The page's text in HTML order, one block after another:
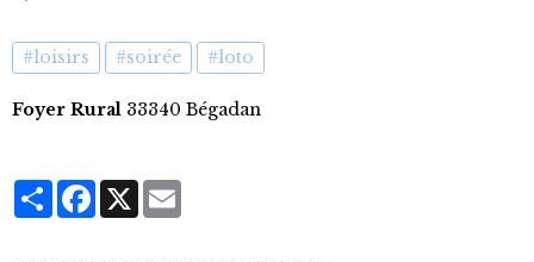
#loisirs #soirée #loto
Foyer Rural 33340 Bégadan
PartagerFacebook
X